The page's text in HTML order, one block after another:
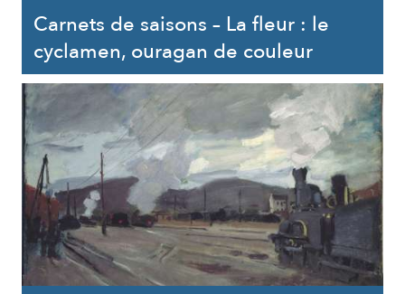
Carnets de saisons – La fleur : le
cyclamen, ouragan de couleur